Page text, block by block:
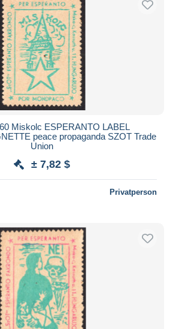
Miskolc ESPERANTO LABEL
peace propaganda SZOT Trade
Union
± 7,82 $
Privatperson